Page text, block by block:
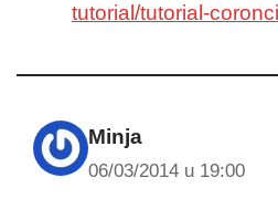
tutorial/tutorial-
Minja
06/03/2014 u 19:00